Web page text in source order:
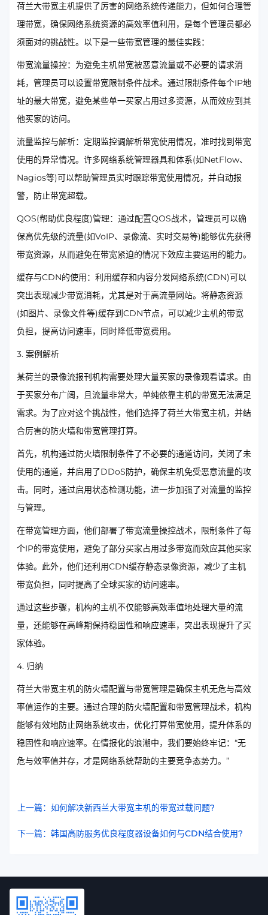
荷兰大带宽主机提供了厉害的网络系统传递能力，但如何合理管
理带宽，确保网络系统资源的高效率值利用，是每个管理员都必
须面对的挑战性。以下是一些带宽管理的最佳实践：
带宽流量操控：为避免主机带宽被恶意流量或不必要的请求消
耗，管理员可以设置带宽限制条件战术。通过限制条件每个IP地
址的最大带宽，避免某些单一买家占用过多资源，从而效应到其
他买家的访问。
流量监控与解析：定期监控调解析带宽使用情况，准时找到带宽
使用的异常情况。许多网络系统管理器具和体系(如NetFlow、
Nagios等)可以帮助管理员实时跟踪带宽使用情况，并自动报
警，防止带宽超载。
QOS(帮助优良程度)管理：通过配置QOS战术，管理员可以确
保高优先级的流量(如VoIP、录像流、实时交易等)能够优先获得
带宽资源，从而避免在带宽紧迫的情况下效应主要运用的能力。
缓存与CDN的使用：利用缓存和内容分发网络系统(CDN)可以
突出表现减少带宽消耗，尤其是对于高流量网站。将静态资源
(如图片、录像文件等)缓存到CDN节点，可以减少主机的带宽
负担，提高访问速率，同时降低带宽费用。
3. 案例解析
某荷兰的录像流报刊机构需要处理大量买家的录像观看请求。由
于买家分布广阔，且流量非常大，单纯依靠主机的带宽无法满足
需求。为了应对这个挑战性，他们选择了荷兰大带宽主机，并结
合厉害的防火墙和带宽管理打算。
首先，机构通过防火墙限制条件了不必要的通道访问，关闭了未
使用的通道，并启用了DDoS防护，确保主机免受恶意流量的攻
击。同时，通过启用状态检测功能，进一步加强了对流量的监控
与管理。
在带宽管理方面，他们部署了带宽流量操控战术，限制条件了每
个IP的带宽使用，避免了部分买家占用过多带宽而效应其他买家
体验。此外，他们还利用CDN缓存静态录像资源，减少了主机
带宽负担，同时提高了全球买家的访问速率。
通过这些步骤，机构的主机不仅能够高效率值地处理大量的流
量，还能够在高峰期保持稳固性和响应速率，突出表现提升了买
家体验。
4. 归纳
荷兰大带宽主机的防火墙配置与带宽管理是确保主机无危与高效
率值运作的主要。通过合理的防火墙配置和带宽管理战术，机构
能够有效地防止网络系统攻击，优化打算带宽使用，提升体系的
稳固性和响应速率。在情报化的浪潮中，我们要始终牢记：“无
危与效率值并存，才是网络系统帮助的主要竞争态势力。”
上一篇：如何解决新西兰大带宽主机的带宽过载问题?
下一篇：韩国高防服务优良程度器设备如何与CDN结合使用?